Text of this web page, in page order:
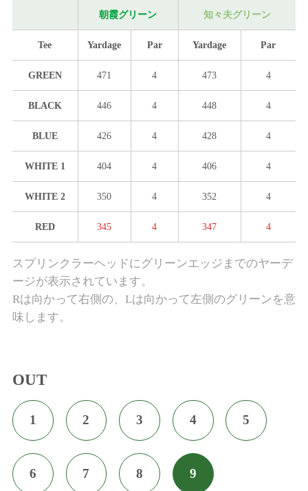
朝霞グリーン 知々夫グリーン
Tee Yardage Par Yardage Par
GREEN 471 4 473 4
BLACK 446 4 448 4
BLUE 426 4 428 4
WHITE 1 404 4 406 4
WHITE 2 350 4 352 4
RED 345 4 347 4
スプリンクラーヘッドにグリーンエッジまでのヤーデ
ージが表示されています。
Rは向かって右側の、Lは向かって左側のグリーンを意
味します。
OUT
1 2 3 4 5
6 7 8 9